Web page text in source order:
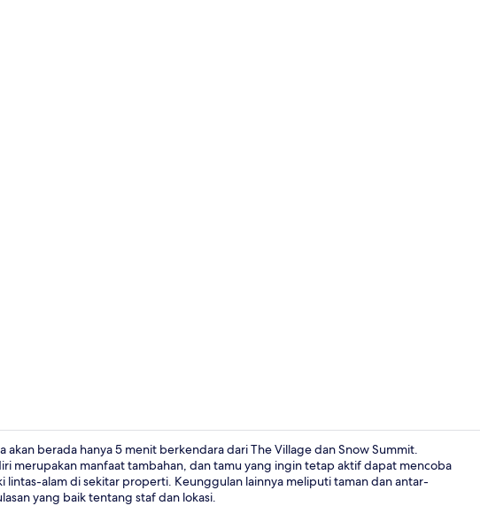
Loft
berada hanya 5 menit berkendara dari The Village dan Snow Summit.
merupakan manfaat tambahan, dan tamu yang ingin tetap aktif dapat mencoba
alam di sekitar properti. Keunggulan lainnya meliputi taman dan antar-
yang baik tentang staf dan lokasi.